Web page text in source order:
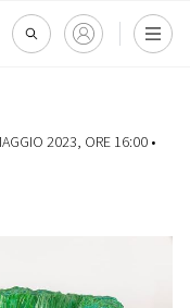
2023, ORE 16:00 •